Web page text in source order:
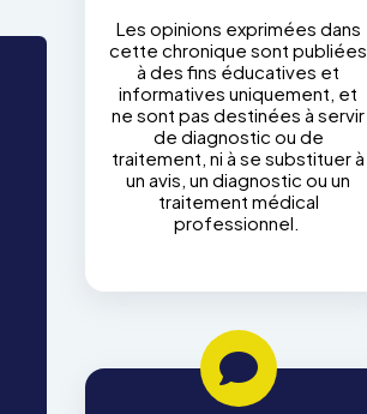
Les opinions exprimées dans
cette chronique sont publiées
à des fins éducatives et
informatives uniquement, et
ne sont pas destinées à servir
de diagnostic ou de
traitement, ni à se substituer à
un avis, un diagnostic ou un
traitement médical
professionnel.